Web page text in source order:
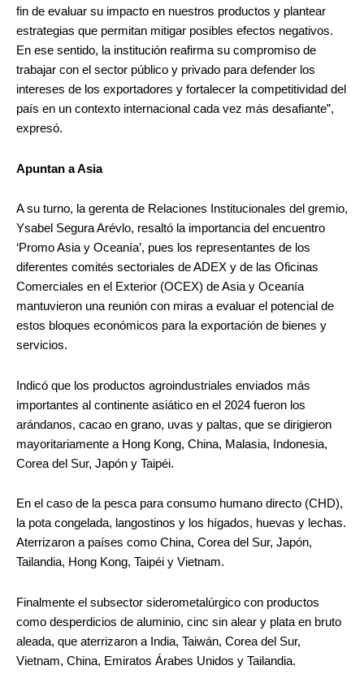
fin de evaluar su impacto en nuestros productos y plantear
estrategias que permitan mitigar posibles efectos negativos.
En ese sentido, la institución reafirma su compromiso de
trabajar con el sector público y privado para defender los
intereses de los exportadores y fortalecer la competitividad del
país en un contexto internacional cada vez más desafiante”,
expresó.
Apuntan a Asia
A su turno, la gerenta de Relaciones Institucionales del gremio,
Ysabel Segura Arévlo, resaltó la importancia del encuentro
‘Promo Asia y Oceanía’, pues los representantes de los
diferentes comités sectoriales de ADEX y de las Oficinas
Comerciales en el Exterior (OCEX) de Asia y Oceanía
mantuvieron una reunión con miras a evaluar el potencial de
estos bloques económicos para la exportación de bienes y
servicios.
Indicó que los productos agroindustriales enviados más
importantes al continente asiático en el 2024 fueron los
arándanos, cacao en grano, uvas y paltas, que se dirigieron
mayoritariamente a Hong Kong, China, Malasia, Indonesia,
Corea del Sur, Japón y Taipéi.
En el caso de la pesca para consumo humano directo (CHD),
la pota congelada, langostinos y los hígados, huevas y lechas.
Aterrizaron a países como China, Corea del Sur, Japón,
Tailandia, Hong Kong, Taipéi y Vietnam.
Finalmente el subsector siderometalúrgico con productos
como desperdicios de aluminio, cinc sin alear y plata en bruto
aleada, que aterrizaron a India, Taiwán, Corea del Sur,
Vietnam, China, Emiratos Árabes Unidos y Tailandia.